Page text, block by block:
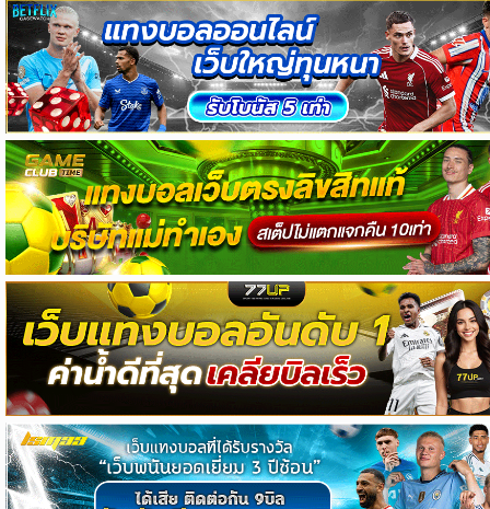
ข่าว
NFL
คอ
ลัม
นิ
สต์
วิเคราะห์
บอล
วิเคราะห์
NFL
วิเคราะห์
NBA
ทีเด็ด
บอล